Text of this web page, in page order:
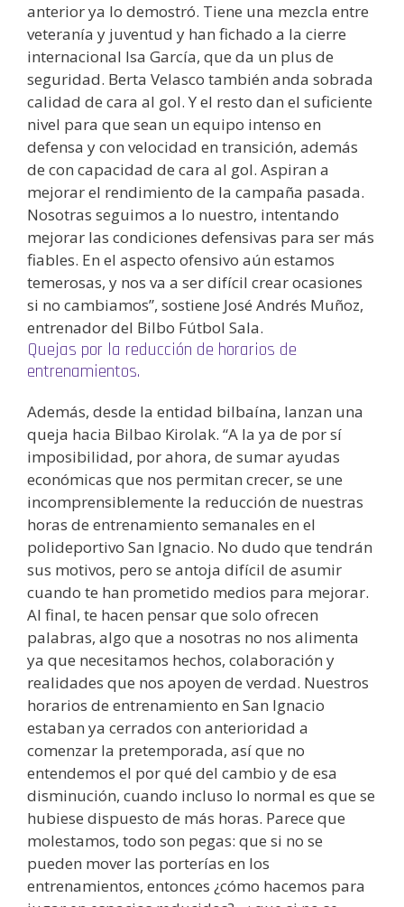
anterior ya lo demostró. Tiene una mezcla entre
veteranía y juventud y han fichado a la cierre
internacional Isa García, que da un plus de
seguridad. Berta Velasco también anda sobrada
calidad de cara al gol. Y el resto dan el suficiente
nivel para que sean un equipo intenso en
defensa y con velocidad en transición, además
de con capacidad de cara al gol. Aspiran a
mejorar el rendimiento de la campaña pasada.
Nosotras seguimos a lo nuestro, intentando
mejorar las condiciones defensivas para ser más
fiables. En el aspecto ofensivo aún estamos
temerosas, y nos va a ser difícil crear ocasiones
si no cambiamos”, sostiene José Andrés Muñoz,
entrenador del Bilbo Fútbol Sala.
Quejas por la reducción de horarios de
entrenamientos.
Además, desde la entidad bilbaína, lanzan una
queja hacia Bilbao Kirolak. “A la ya de por sí
imposibilidad, por ahora, de sumar ayudas
económicas que nos permitan crecer, se une
incomprensiblemente la reducción de nuestras
horas de entrenamiento semanales en el
polideportivo San Ignacio. No dudo que tendrán
sus motivos, pero se antoja difícil de asumir
cuando te han prometido medios para mejorar.
Al final, te hacen pensar que solo ofrecen
palabras, algo que a nosotras no nos alimenta
ya que necesitamos hechos, colaboración y
realidades que nos apoyen de verdad. Nuestros
horarios de entrenamiento en San Ignacio
estaban ya cerrados con anterioridad a
comenzar la pretemporada, así que no
entendemos el por qué del cambio y de esa
disminución, cuando incluso lo normal es que se
hubiese dispuesto de más horas. Parece que
molestamos, todo son pegas: que si no se
pueden mover las porterías en los
entrenamientos, entonces ¿cómo hacemos para